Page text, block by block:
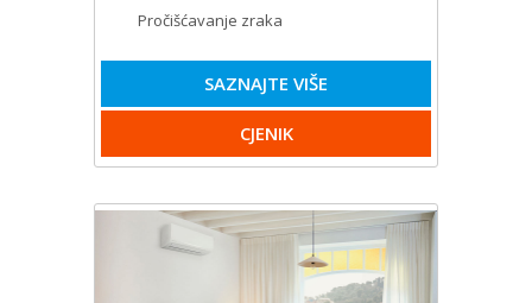
Pročišćavanje zraka
SAZNAJTE VIŠE
CJENIK